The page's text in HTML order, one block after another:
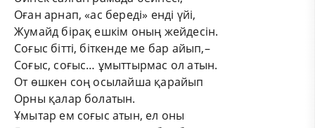
Оған арнап, «ас береді» енді үйі,
Жумайд бірақ ешкім оның жейдесін.
Соғыс бітті, біткенде ме бар айып,–
Соғыс, соғыс… ұмыттырмас ол атын.
От өшкен соң осылайша қарайып
Орны қалар болатын.
Ұмытар ем соғыс атын, ел оны